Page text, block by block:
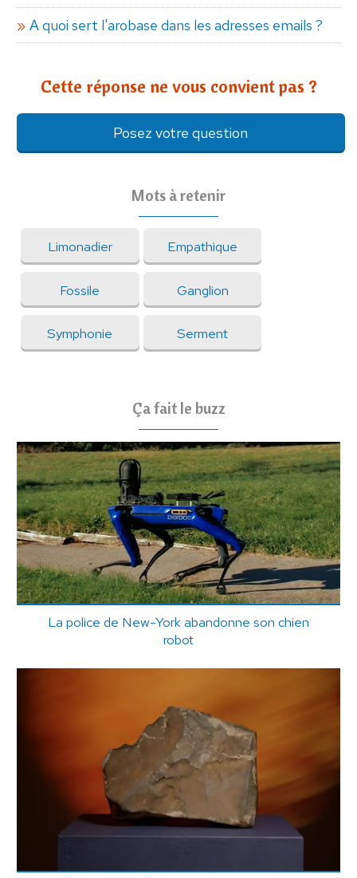
A quoi sert l'arobase dans les adresses emails ?
Cette réponse ne vous convient pas ?
Posez votre question
Mots à retenir
Limonadier Empathique
Fossile Ganglion
Symphonie Serment
Ça fait le buzz
La police de New-York abandonne son chien
robot